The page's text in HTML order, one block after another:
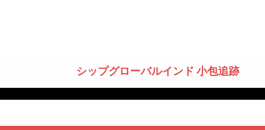
シップグローバルインド 小包追跡